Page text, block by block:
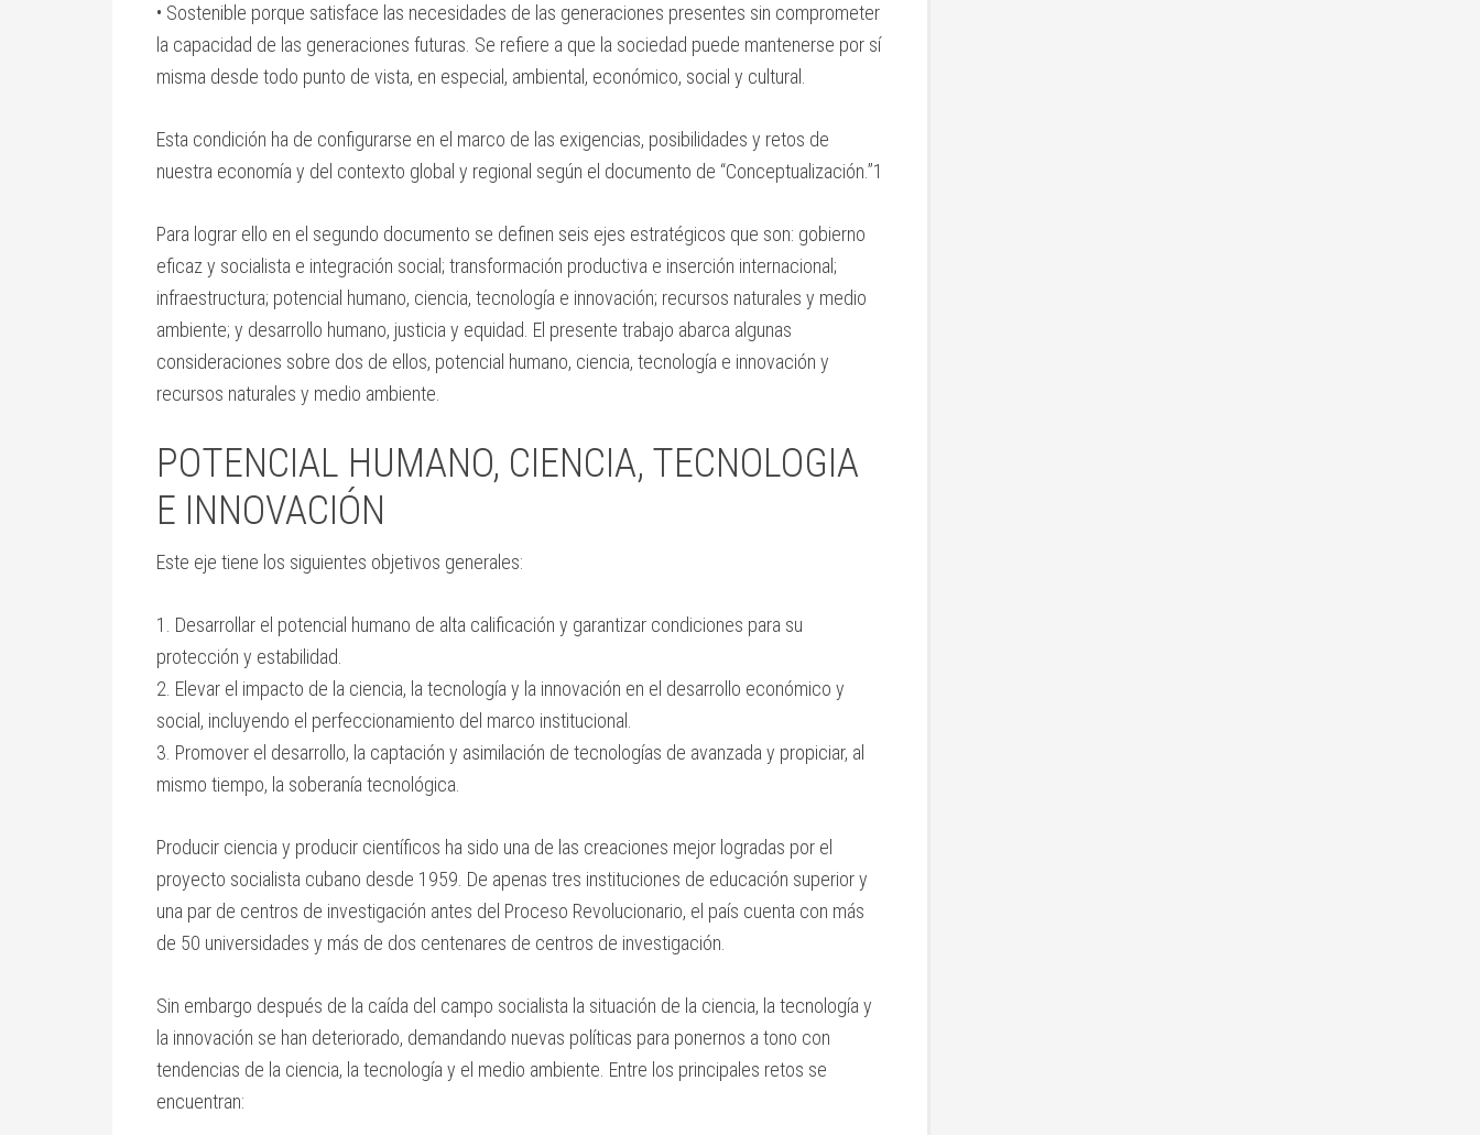
• Sostenible porque satisface las necesidades de las generaciones presentes sin comprometer
la capacidad de las generaciones futuras. Se refiere a que la sociedad puede mantenerse por sí
misma desde todo punto de vista, en especial, ambiental, económico, social y cultural.
Esta condición ha de configurarse en el marco de las exigencias, posibilidades y retos de
nuestra economía y del contexto global y regional según el documento de “Conceptualización.”1
Para lograr ello en el segundo documento se definen seis ejes estratégicos que son: gobierno
eficaz y socialista e integración social; transformación productiva e inserción internacional;
infraestructura; potencial humano, ciencia, tecnología e innovación; recursos naturales y medio
ambiente; y desarrollo humano, justicia y equidad. El presente trabajo abarca algunas
consideraciones sobre dos de ellos, potencial humano, ciencia, tecnología e innovación y
recursos naturales y medio ambiente.
POTENCIAL HUMANO, CIENCIA, TECNOLOGIA
E INNOVACIÓN
Este eje tiene los siguientes objetivos generales:
1. Desarrollar el potencial humano de alta calificación y garantizar condiciones para su
protección y estabilidad.
2. Elevar el impacto de la ciencia, la tecnología y la innovación en el desarrollo económico y
social, incluyendo el perfeccionamiento del marco institucional.
3. Promover el desarrollo, la captación y asimilación de tecnologías de avanzada y propiciar, al
mismo tiempo, la soberanía tecnológica.
Producir ciencia y producir científicos ha sido una de las creaciones mejor logradas por el
proyecto socialista cubano desde 1959. De apenas tres instituciones de educación superior y
una par de centros de investigación antes del Proceso Revolucionario, el país cuenta con más
de 50 universidades y más de dos centenares de centros de investigación.
Sin embargo después de la caída del campo socialista la situación de la ciencia, la tecnología y
la innovación se han deteriorado, demandando nuevas políticas para ponernos a tono con
tendencias de la ciencia, la tecnología y el medio ambiente. Entre los principales retos se
encuentran: